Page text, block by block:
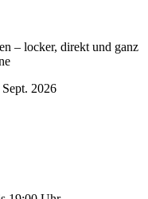
– locker, direkt und ganz
2026